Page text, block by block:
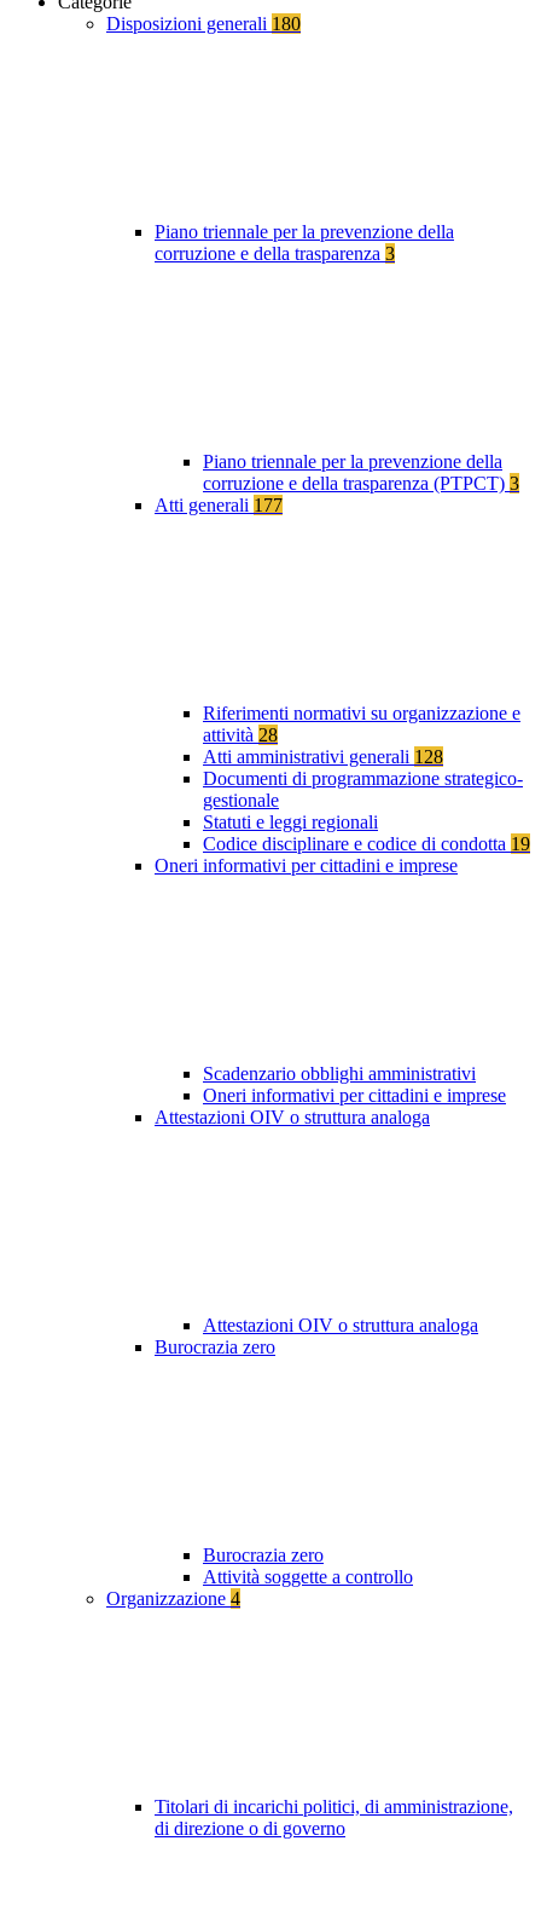
Disposizioni generali 180
Piano triennale per la prevenzione della
corruzione e della trasparenza 3
Piano triennale per la prevenzione della
corruzione e della trasparenza (PTPCT) 3
Atti generali 177
Riferimenti normativi su organizzazione e
attività 28
Atti amministrativi generali 128
Documenti di programmazione strategico-
gestionale
Statuti e leggi regionali
Codice disciplinare e codice di condotta 19
Oneri informativi per cittadini e imprese
Scadenzario obblighi amministrativi
Oneri informativi per cittadini e imprese
Attestazioni OIV o struttura analoga
Attestazioni OIV o struttura analoga
Burocrazia zero
Burocrazia zero
Attività soggette a controllo
Organizzazione 4
Titolari di incarichi politici, di amministrazione,
di direzione o di governo